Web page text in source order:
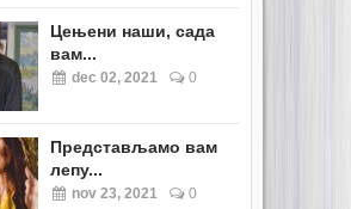
Цењени наши, сада
вам...
dec 02, 2021 0
Представљамо вам
лепу...
nov 23, 2021 0